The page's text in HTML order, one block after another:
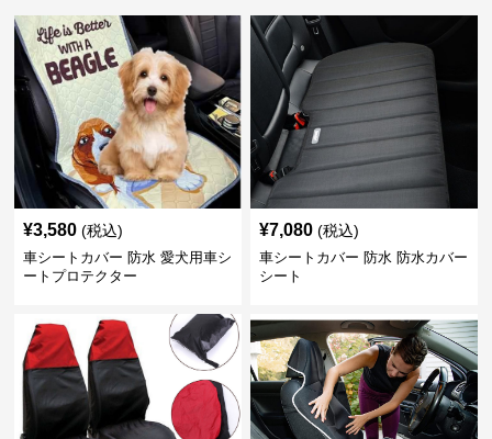
¥3,580 (税込)
車シートカバー 防水 愛犬用車シ
ートプロテクター
¥7,080 (税込)
車シートカバー 防水 防水カバー
シート